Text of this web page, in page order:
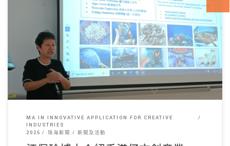
江佩玲博士日前為「創 […]
MA IN INNOVATIVE APPLICATION FOR CREATIVE
INDUSTRIES
2025
珠海新聞 新聞及活動